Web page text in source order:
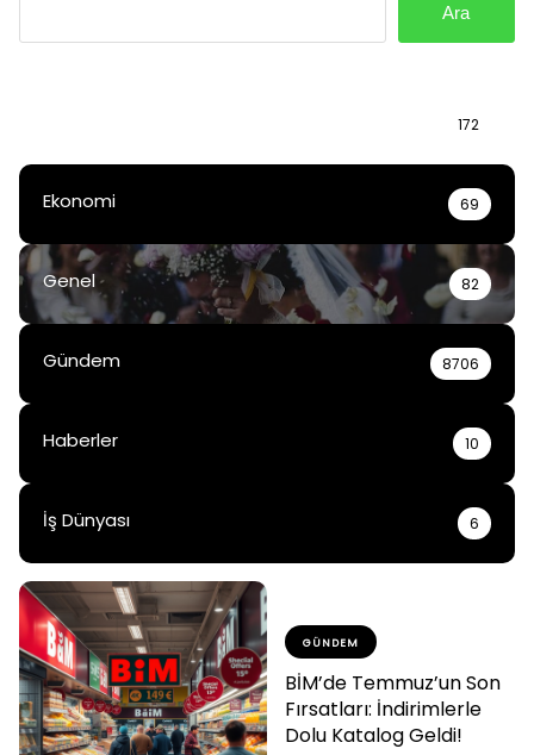
Ara
172
Ekonomi 69
Genel 82
Gündem 8706
Haberler 10
İş Dünyası 6
GÜNDEM
BİM’de Temmuz’un Son
Fırsatları: İndirimlerle
Dolu Katalog Geldi!